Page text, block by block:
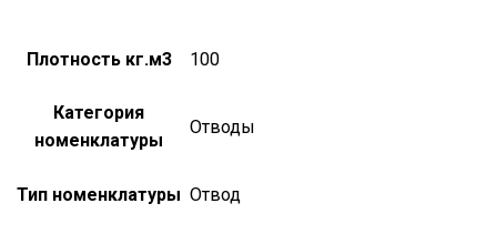
Плотность кг.м3 100
Категория
номенклатуры
Отводы
Тип номенклатуры Отвод